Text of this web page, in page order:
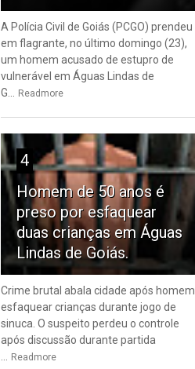
A Polícia Civil de Goiás (PCGO) prendeu
em flagrante, no último domingo (23),
um homem acusado de estupro de
vulnerável em Águas Lindas de
G...
Readmore
4
Homem de 50 anos é
preso por esfaquear
duas crianças em Águas
Lindas de Goiás.
Crime brutal abala cidade após homem
esfaquear crianças durante jogo de
sinuca. O suspeito perdeu o controle
após discussão durante partida
Readmore